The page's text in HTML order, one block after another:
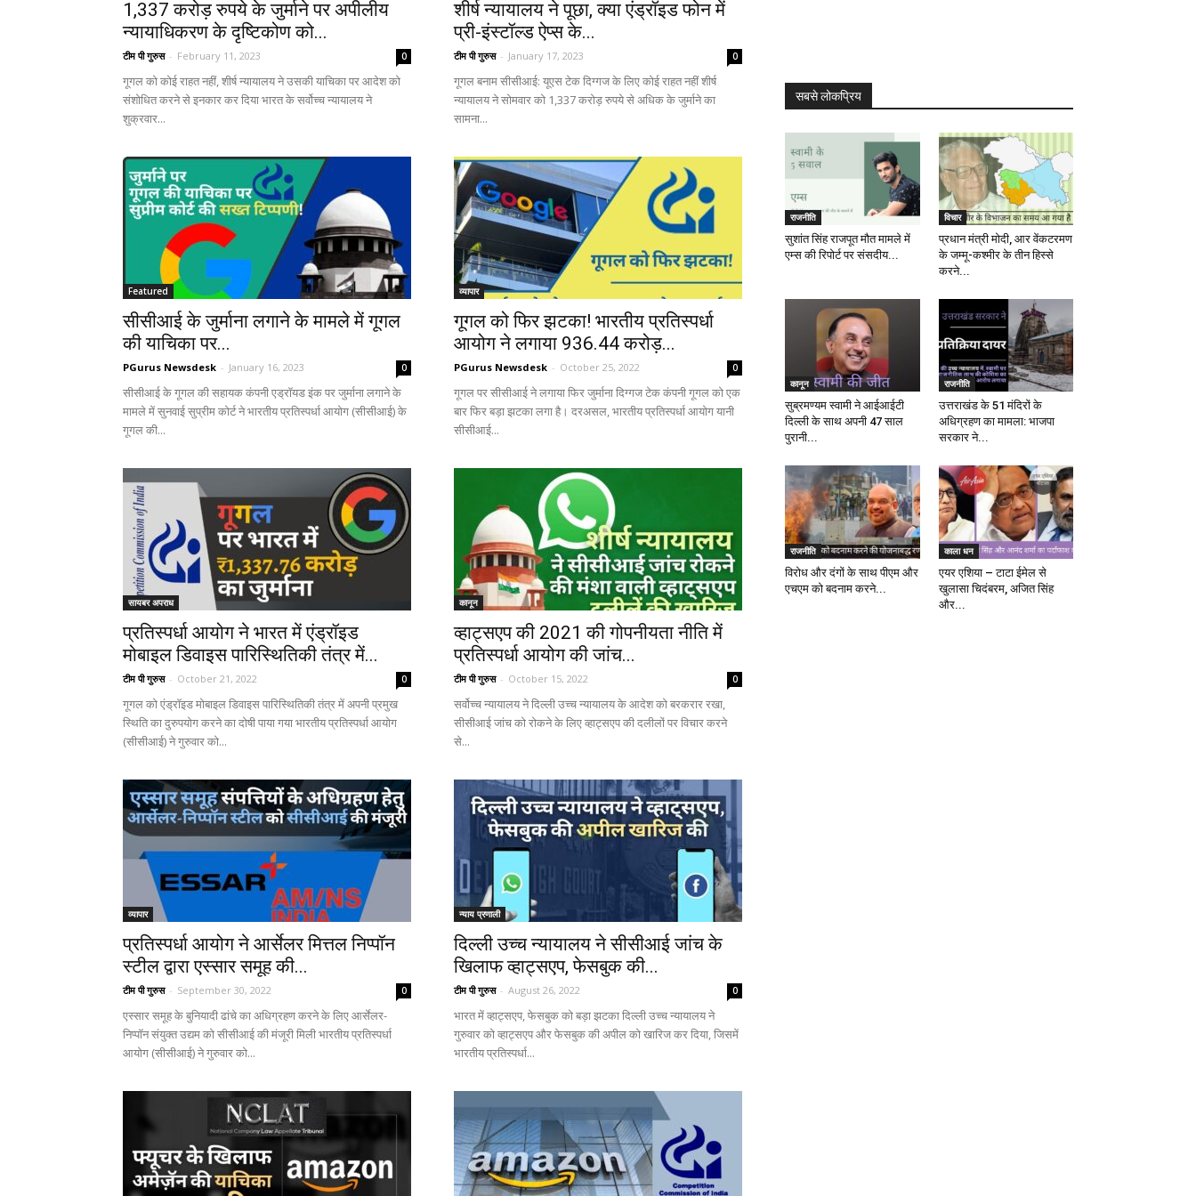
1,337 करोड़ रुपये के जुर्माने पर अपीलीय
न्यायाधिकरण के दृष्टिकोण को...
टीम पी गुरुस - February 11, 2023 0
गूगल को कोई राहत नहीं, शीर्ष न्यायालय ने उसकी याचिका पर आदेश को
संशोधित करने से इनकार कर दिया भारत के सर्वोच्च न्यायालय ने
शुक्रवार...
शीर्ष न्यायालय ने पूछा, क्या एंड्रॉइड फोन में
प्री-इंस्टॉल्ड ऐप्स के...
टीम पी गुरुस - January 17, 2023 0
गूगल बनाम सीसीआई: यूएस टेक दिग्गज के लिए कोई राहत नहीं शीर्ष
न्यायालय ने सोमवार को 1,337 करोड़ रुपये से अधिक के जुर्माने का
सामना...
Featured
सीसीआई के जुर्माना लगाने के मामले में गूगल
की याचिका पर...
PGurus Newsdesk - January 16, 2023 0
सीसीआई के गूगल की सहायक कंपनी एड्रॉयड इंक पर जुर्माना लगाने के
मामले में सुनवाई सुप्रीम कोर्ट ने भारतीय प्रतिस्पर्धा आयोग (सीसीआई) के
गूगल की...
व्यापार
गूगल को फिर झटका! भारतीय प्रतिस्पर्धा
आयोग ने लगाया ₹936.44 करोड़...
PGurus Newsdesk - October 25, 2022 0
गूगल पर सीसीआई ने लगाया फिर जुर्माना दिग्गज टेक कंपनी गूगल को एक
बार फिर बड़ा झटका लगा है। दरअसल, भारतीय प्रतिस्पर्धा आयोग यानी
सीसीआई...
सायबर अपराध
प्रतिस्पर्धा आयोग ने भारत में एंड्रॉइड
मोबाइल डिवाइस पारिस्थितिकी तंत्र में...
टीम पी गुरुस - October 21, 2022 0
गूगल को एंड्रॉइड मोबाइल डिवाइस पारिस्थितिकी तंत्र में अपनी प्रमुख
स्थिति का दुरुपयोग करने का दोषी पाया गया भारतीय प्रतिस्पर्धा आयोग
(सीसीआई) ने गुरुवार को...
कानून
व्हाट्सएप की 2021 की गोपनीयता नीति में
प्रतिस्पर्धा आयोग की जांच...
टीम पी गुरुस - October 15, 2022 0
सर्वोच्च न्यायालय ने दिल्ली उच्च न्यायालय के आदेश को बरकरार रखा,
सीसीआई जांच को रोकने के लिए व्हाट्सएप की दलीलों पर विचार करने
से...
व्यापार
प्रतिस्पर्धा आयोग ने आर्सेलर मित्तल निप्पॉन
स्टील द्वारा एस्सार समूह की...
टीम पी गुरुस - September 30, 2022 0
एस्सार समूह के बुनियादी ढांचे का अधिग्रहण करने के लिए आर्सेलर-
निप्पॉन संयुक्त उद्यम को सीसीआई की मंजूरी मिली भारतीय प्रतिस्पर्धा
आयोग (सीसीआई) ने गुरुवार को...
न्याय प्रणाली
दिल्ली उच्च न्यायालय ने सीसीआई जांच के
खिलाफ व्हाट्सएप, फेसबुक की...
टीम पी गुरुस - August 26, 2022 0
भारत में व्हाट्सएप, फेसबुक को बड़ा झटका दिल्ली उच्च न्यायालय ने
गुरुवार को व्हाट्सएप और फेसबुक की अपील को खारिज कर दिया, जिसमें
भारतीय प्रतिस्पर्धा...
सबसे लोकप्रिय
राजनीति
सुशांत सिंह राजपूत मौत मामले में
एम्स की रिपोर्ट पर संसदीय...
विचार
प्रधान मंत्री मोदी, आर वेंकटरमण
के जम्मू-कश्मीर के तीन हिस्से
करने...
कानून
सुब्रमण्यम स्वामी ने आईआईटी
दिल्ली के साथ अपनी 47 साल
पुरानी...
राजनीति
उत्तराखंड के 51 मंदिरों के
अधिग्रहण का मामला: भाजपा
सरकार ने...
राजनीति
विरोध और दंगों के साथ पीएम और
एचएम को बदनाम करने...
काला धन
एयर एशिया – टाटा ईमेल से
खुलासा चिदंबरम, अजित सिंह
और...